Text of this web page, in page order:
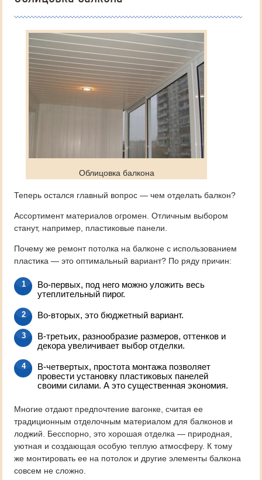
Облицовка балкона
Теперь остался главный вопрос — чем отделать балкон?
Ассортимент материалов огромен. Отличным выбором
станут, например, пластиковые панели.
Почему же ремонт потолка на балконе с использованием
пластика — это оптимальный вариант? По ряду причин:
Во-первых, под него можно уложить весь
утеплительный пирог.
Во-вторых, это бюджетный вариант.
В-третьих, разнообразие размеров, оттенков и
декора увеличивает выбор отделки.
В-четвертых, простота монтажа позволяет
провести установку пластиковых панелей
своими силами. А это существенная экономия.
Многие отдают предпочтение вагонке, считая ее
традиционным отделочным материалом для балконов и
лоджий. Бесспорно, это хорошая отделка — природная,
уютная и создающая особую теплую атмосферу. К тому
же монтировать ее на потолок и другие элементы балкона
совсем не сложно.